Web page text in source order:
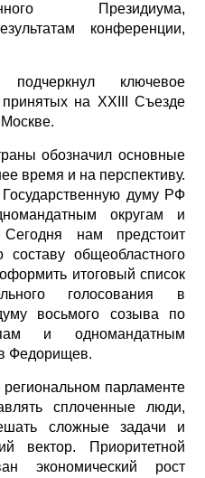
Президиума,
конференции,
подчеркнул ключевое
принятых на XXIII Съезде
обозначил основные
время и на перспективу.
думу РФ
округам и
нам предстоит
составу общеобластного
итоговый список
голосования в
восьмого созыва по
и одномандатным
Федорищев.
парламенте
сплоченные люди,
сложные задачи и
вектор. Приоритетной
экономический рост